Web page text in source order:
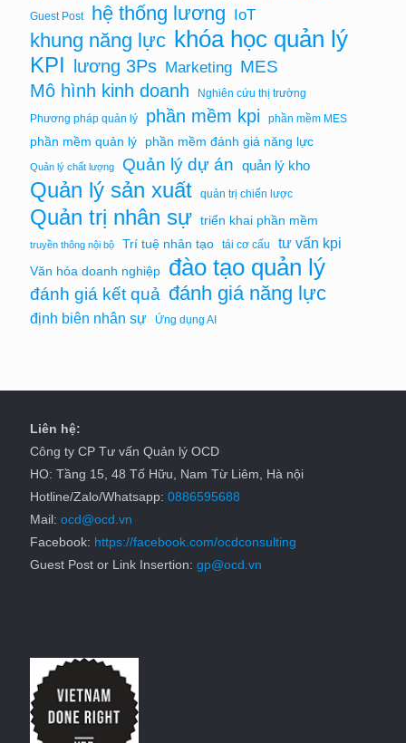
Guest Post hệ thống lương IoT
khung năng lực khóa học quản lý
KPI lương 3Ps Marketing MES
Mô hình kinh doanh
Nghiên cứu thị trường
Phương pháp quản lý
phần mềm kpi phần mềm MES
phần mềm quản lý phần mềm đánh giá năng lực
Quản lý chất lượng Quản lý dự án quản lý kho
Quản lý sản xuất quản trị chiến lược
Quản trị nhân sự triển khai phần mềm
truyền thông nội bộ Trí tuệ nhân tạo tái cơ cấu tư vấn kpi
Văn hóa doanh nghiệp đào tạo quản lý
đánh giá kết quả đánh giá năng lực
định biên nhân sự Ứng dụng AI
Liên hệ:
Công ty CP Tư vấn Quản lý OCD
HO: Tầng 15, 48 Tố Hữu, Nam Từ Liêm, Hà nội
Hotline/Zalo/Whatsapp: 0886595688
Mail: ocd@ocd.vn
Facebook: https://facebook.com/ocdconsulting
Guest Post or Link Insertion: gp@ocd.vn